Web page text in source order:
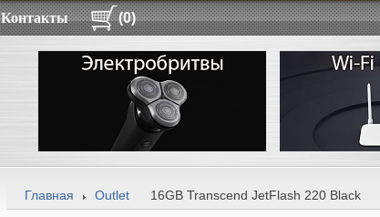
Контакты (0)
Главная Outlet 16GB Transcend JetFlash 220 Black